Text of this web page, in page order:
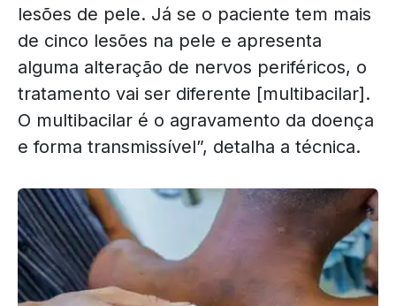
lesões de pele. Já se o paciente tem mais
de cinco lesões na pele e apresenta
alguma alteração de nervos periféricos, o
tratamento vai ser diferente [multibacilar].
O multibacilar é o agravamento da doença
e forma transmissível”, detalha a técnica.